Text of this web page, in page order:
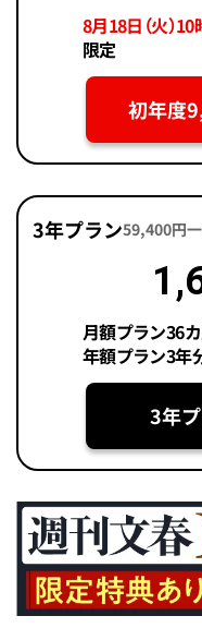
8月18日（火）10
限定
初年度
3年プラン59,400円
月額プラン36
年額プラン3年
3年